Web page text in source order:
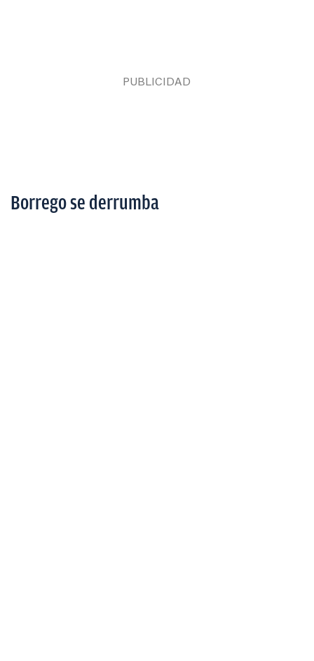
Borrego se derrumba